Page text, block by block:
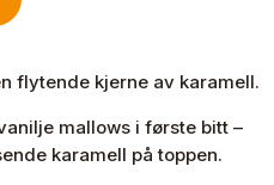
flytende kjerne av karamell.
mallows i første bitt –
karamell på toppen.